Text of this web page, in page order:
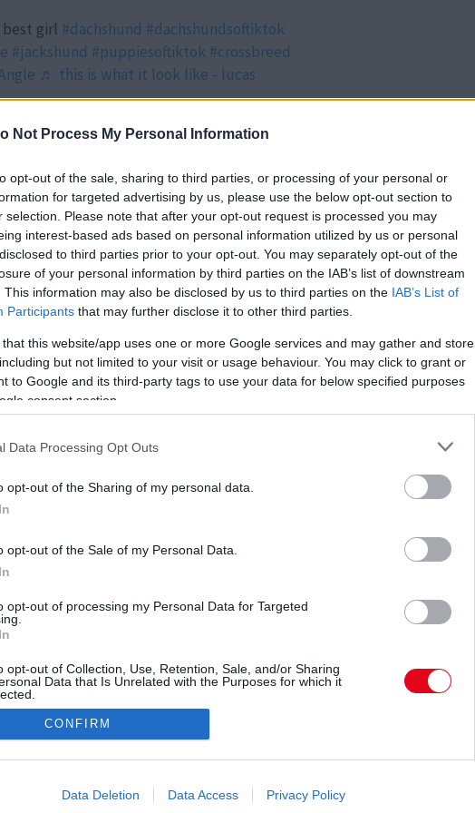
Not Process My Personal Information
opt-out of the sale, sharing to third parties, or processing of your personal or
for targeted advertising by us, please use the below opt-out section to
selection. Please note that after your opt-out request is processed you may
interest-based ads based on personal information utilized by us or personal
to third parties prior to your opt-out. You may separately opt-out of the
of your personal information by third parties on the IAB’s list of downstream
This information may also be disclosed by us to third parties on the IAB’s List of
Participants that may further disclose it to other third parties.
that this website/app uses one or more Google services and may gather and store
but not limited to your visit or usage behaviour. You may click to grant or
to Google and its third-party tags to use your data for below specified purposes
consent section.
Data Processing Opt Outs
opt-out of the Sharing of my personal data.
opt-out of the Sale of my Personal Data.
opt-out of processing my Personal Data for Targeted
opt-out of Collection, Use, Retention, Sale, and/or Sharing
Data that Is Unrelated with the Purposes for which it
allow Google to enable storage related to advertising like cookies on
CONFIRM
Data Deletion Data Access Privacy Policy
best girl #dachshund #dachshundsoftiktok
#jackshund #puppiesoftiktok #crossbreed
♬ this is what it look like - lucas
Forrás:
általában 23 és 35 centiméter közötti
közötti súlyú. Attól függően, hogy a tacskó
szülőállat génjei dominálnak, a kölykök
lehet sima vagy drótos, és rövid vagy
még egyedibbek a lehetséges szőrszínek
kutyákra jellemző a háromszínű szőrzet, azaz
De a csokoládébarna vagy a fekete-
kombináció és mintázat is lehetséges.